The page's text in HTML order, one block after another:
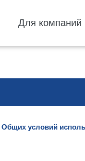
Для компаний
Общих условий